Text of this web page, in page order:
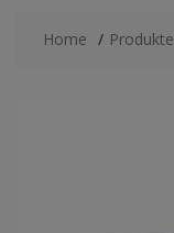
Home Produkte